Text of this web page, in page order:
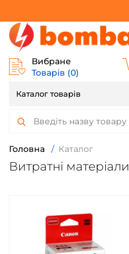
Вибране
Товарів (0)
Каталог товарів
Головна / Каталог
Витратні матеріали